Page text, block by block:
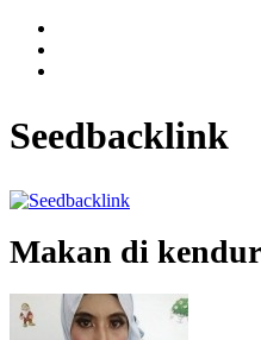
Seedbacklink
Makan di